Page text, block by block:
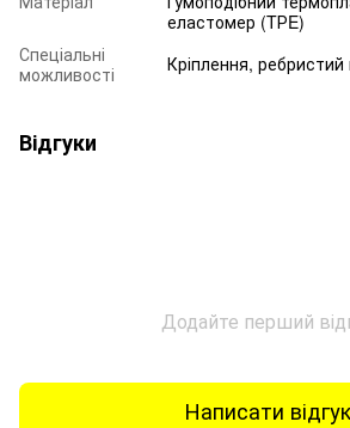
еластомер (TРE)
Спеціальні
можливості
Кріплення,
Відгуки
Додайте перший
Написати відгук